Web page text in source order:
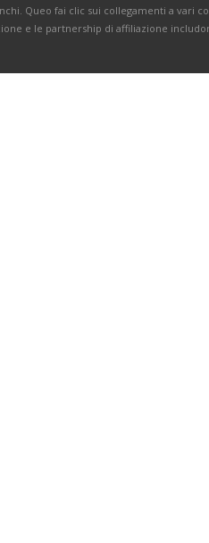
Queo fai clic sui collegamenti a vari
e le partnership di affiliazione